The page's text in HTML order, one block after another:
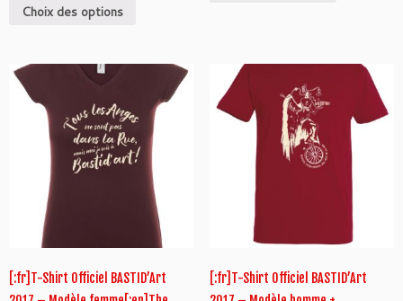
Choix des options
[:fr]T-Shirt Officiel BASTID’Art
[:fr]T-Shirt Officiel BASTID’Art